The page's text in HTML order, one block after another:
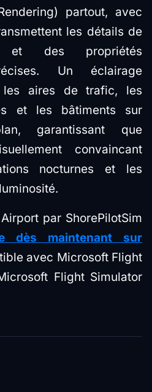
partout, avec
les détails de
et des propriétés
Un éclairage
les aires de trafic, les
et les bâtiments sur
garantissant que
convaincant
nocturnes et les
par ShorePilotSim
dès maintenant sur
avec Microsoft Flight
Flight Simulator